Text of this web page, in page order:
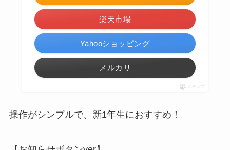
楽天市場
Yahooショッピング
メルカリ
ポチップ
操作がシンプルで、新1年生におすすめ！